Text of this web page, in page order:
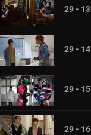
29 - 13
29 - 14
29 - 15
29 - 16